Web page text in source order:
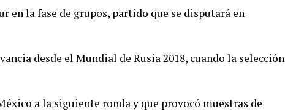
en la fase de grupos, partido que se disputará en
desde el Mundial de Rusia 2018, cuando la selección
a la siguiente ronda y que provocó muestras de